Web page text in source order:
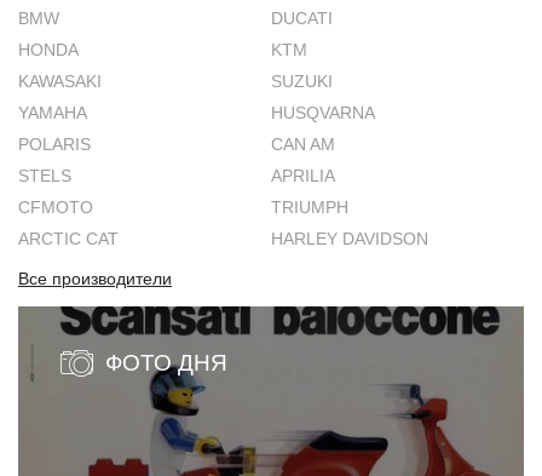
BMW
DUCATI
HONDA
KTM
KAWASAKI
SUZUKI
YAMAHA
HUSQVARNA
POLARIS
CAN AM
STELS
APRILIA
CFMOTO
TRIUMPH
ARCTIC CAT
HARLEY DAVIDSON
Все производители
ФОТО ДНЯ